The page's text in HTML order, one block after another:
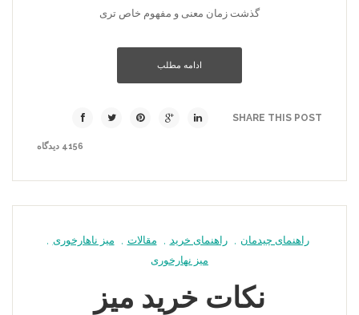
گذشت زمان معنی و مفهوم خاص تری
ادامه مطلب
SHARE THIS POST
4156 دیدگاه
راهنمای چیدمان راهنمای خرید مقالات میز ناهارخوری
میز نهارخوری
نکات خرید میز